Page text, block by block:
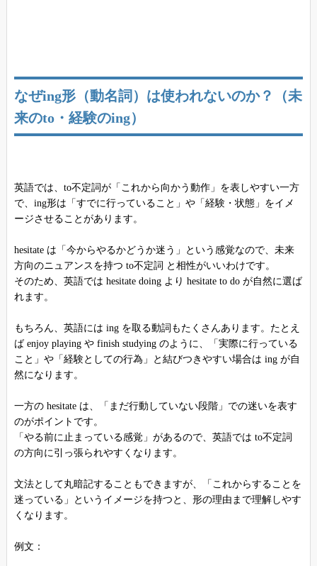
なぜing形（動名詞）は使われないのか？（未
来のto・経験のing）
英語では、to不定詞が「これから向かう動作」を表しやすい一方
で、ing形は「すでに行っていること」や「経験・状態」をイメ
ージさせることがあります。
hesitate は「今からやるかどうか迷う」という感覚なので、未来
方向のニュアンスを持つ to不定詞 と相性がいいわけです。
そのため、英語では hesitate doing より hesitate to do が自然に選ば
れます。
もちろん、英語には ing を取る動詞もたくさんあります。たとえ
ば enjoy playing や finish studying のように、「実際に行っている
こと」や「経験としての行為」と結びつきやすい場合は ing が自
然になります。
一方の hesitate は、「まだ行動していない段階」での迷いを表す
のがポイントです。
「やる前に止まっている感覚」があるので、英語では to不定詞
の方向に引っ張られやすくなります。
文法として丸暗記することもできますが、「これからすることを
迷っている」というイメージを持つと、形の理由まで理解しやす
くなります。
例文：